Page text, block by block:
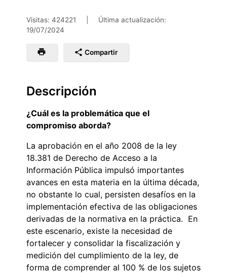
Visitas: 424221
Última actualización:
19/07/2024
Compartir
Descripción
¿Cuál es la problemática que el
compromiso aborda?
La aprobación en el año 2008 de la ley
18.381 de Derecho de Acceso a la
Información Pública impulsó importantes
avances en esta materia en la última década,
no obstante lo cual, persisten desafíos en la
implementación efectiva de las obligaciones
derivadas de la normativa en la práctica. En
este escenario, existe la necesidad de
fortalecer y consolidar la fiscalización y
medición del cumplimiento de la ley, de
forma de comprender al 100 % de los sujetos